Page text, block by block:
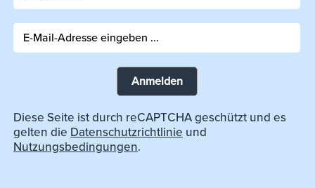
Anmelden
Diese Seite ist durch reCAPTCHA geschützt und es
gelten die Datenschutzrichtlinie und
Nutzungsbedingungen.